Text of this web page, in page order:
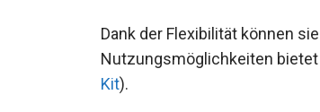
Dank der Flexibilität können
Nutzungsmöglichkeiten
Kit).